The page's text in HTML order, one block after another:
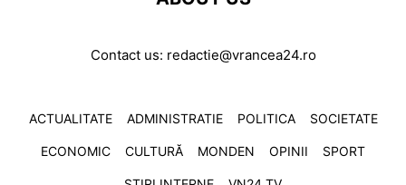
Contact us: redactie@vrancea24.ro
ACTUALITATE ADMINISTRATIE POLITICA SOCIETATE
ECONOMIC CULTURĂ MONDEN OPINII SPORT